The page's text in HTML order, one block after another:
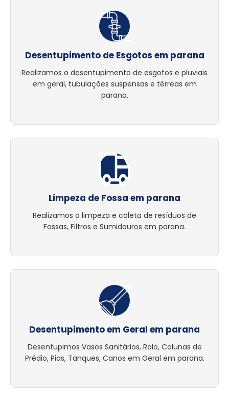
Desentupimento de Esgotos em parana
Realizamos o desentupimento de esgotos e pluviais
em geral, tubulações suspensas e térreas em
parana.
Limpeza de Fossa em parana
Realizamos a limpeza e coleta de resíduos de
Fossas, Filtros e Sumidouros em parana.
Desentupimento em Geral em parana
Desentupimos Vasos Sanitários, Ralo, Colunas de
Prédio, Pias, Tanques, Canos em Geral em parana.